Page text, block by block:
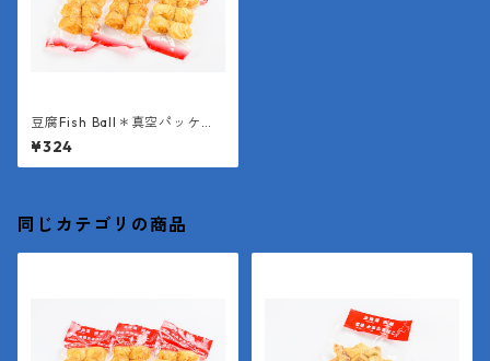
豆腐Fish Ball＊真空パッケー
ジ（１袋6個入り＊１個約25
g）
¥324
同じカテゴリの商品